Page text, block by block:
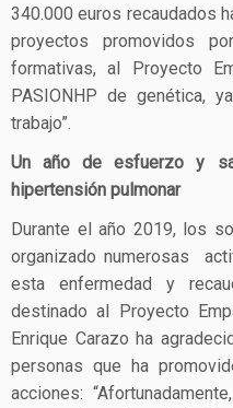
340.000 euros recaudados
proyectos promovidos
formativas, al Proyecto
PASIONHP de genética,
trabajo”.
Un año de esfuerzo y
hipertensión pulmonar
Durante el año 2019, los
organizado numerosas
esta enfermedad y
destinado al Proyecto
Enrique Carazo ha
personas que ha
acciones: